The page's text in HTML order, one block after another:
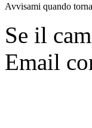
Avvisami quando
Se il
Email